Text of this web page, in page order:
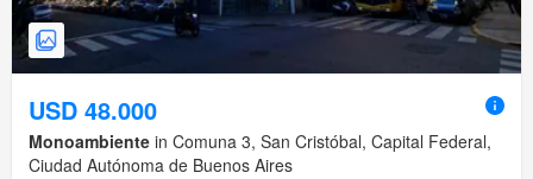
USD 48.000
Monoambiente in Comuna 3, San Cristóbal, Capital Federal,
Ciudad Autónoma de Buenos Aires